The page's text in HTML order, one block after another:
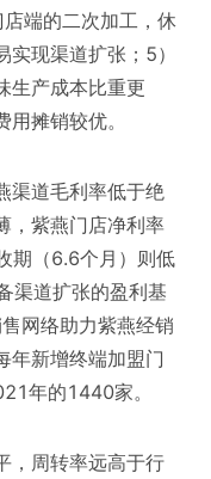
端的二次加工，休
现渠道扩张；5）
生产成本比重更
摊销较优。
渠道毛利率低于绝
，紫燕门店净利率
期（6.6个月）则低
渠道扩张的盈利基
网络助力紫燕经销
年新增终端加盟门
年的1440家。
，周转率远高于行